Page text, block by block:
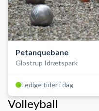
Petanquebane
Glostrup Idrætspark
Ledige tider i dag
Volleyball